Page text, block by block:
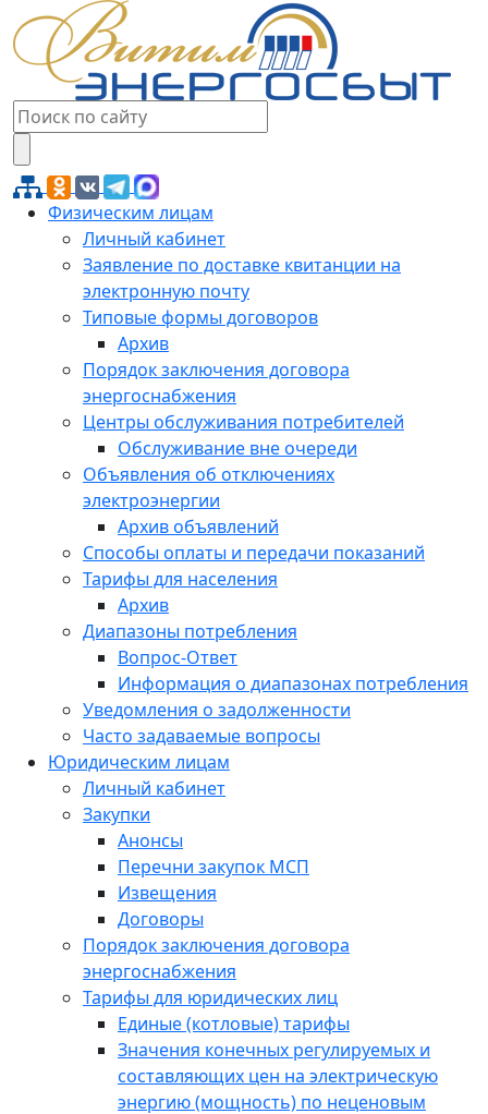
Физическим лицам
Личный кабинет
Заявление по доставке квитанции на
электронную почту
Типовые формы договоров
Архив
Порядок заключения договора
энергоснабжения
Центры обслуживания потребителей
Обслуживание вне очереди
Объявления об отключениях
электроэнергии
Архив объявлений
Способы оплаты и передачи показаний
Тарифы для населения
Архив
Диапазоны потребления
Вопрос-Ответ
Информация о диапазонах потребления
Уведомления о задолженности
Часто задаваемые вопросы
Юридическим лицам
Личный кабинет
Закупки
Анонсы
Перечни закупок МСП
Извещения
Договоры
Порядок заключения договора
энергоснабжения
Тарифы для юридических лиц
Единые (котловые) тарифы
Значения конечных регулируемых и
составляющих цен на электрическую
энергию (мощность) по неценовым